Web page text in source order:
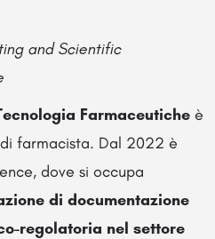
and Scientific
Farmaceutiche è
farmacista. Dal 2022 è
dove si occupa
di documentazione
regolatoria nel settore